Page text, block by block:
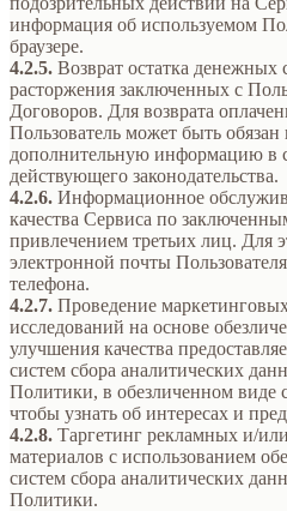
информация об используемом
браузере.
4.2.5. Возврат остатка денежных
расторжения заключенных с
Договоров. Для возврата
Пользователь может быть обязан
дополнительную информацию в
действующего законодательства.
4.2.6. Информационное
качества Сервиса по
привлечением третьих лиц. Для
электронной почты
телефона.
4.2.7. Проведение
исследований на основе
улучшения качества
систем сбора аналитических
Политики, в обезличенном виде
чтобы узнать об интересах и
4.2.8. Таргетинг рекламных и/
материалов с использованием
систем сбора аналитических
Политики.